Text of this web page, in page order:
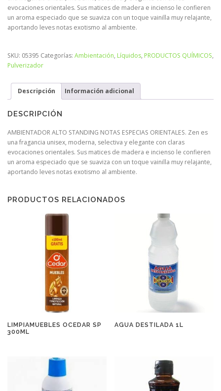
evocaciones orientales. Sus matices de madera e incienso le confieren
un aroma especiado que se suaviza con un toque vainilla muy relajante,
aportando leves notas exotismo al ambiente.
SKU: 05395 Categorías: Ambientación, Líquidos, PRODUCTOS QUÍMICOS,
Pulverizador
Descripción Información adicional
DESCRIPCIÓN
AMBIENTADOR ALTO STANDING NOTAS ESPECIAS ORIENTALES. Zen es
una fragancia unisex, moderna, selectiva y elegante con claras
evocaciones orientales. Sus matices de madera e incienso le confieren
un aroma especiado que se suaviza con un toque vainilla muy relajante,
aportando leves notas exotismo al ambiente.
PRODUCTOS RELACIONADOS
LIMPIAMUEBLES OCEDAR SP
300ML
AGUA DESTILADA 1L